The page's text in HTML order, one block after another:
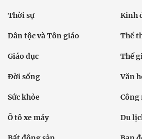
Thời sự Kinh
Dân tộc và Tôn giáo Thể
Giáo dục Thế
Đời sống Văn
Sức khỏe Công
Ô tô xe máy Du